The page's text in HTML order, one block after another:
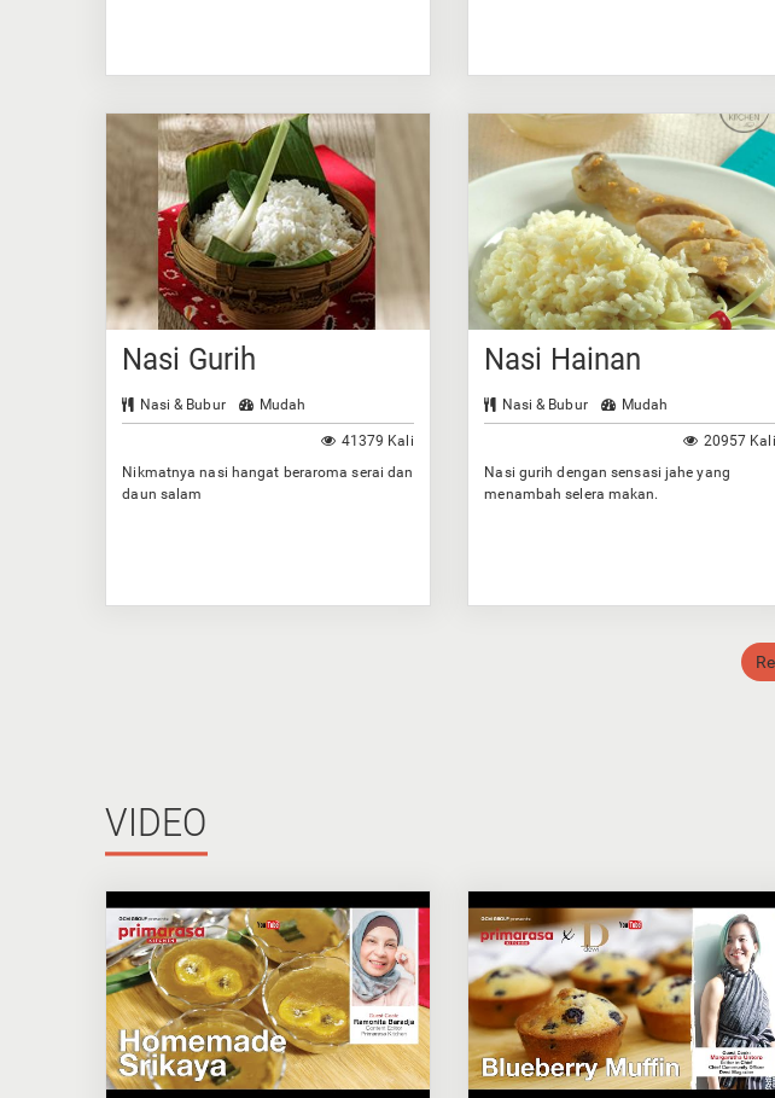
Nasi Gurih
Nasi & Bubur Mudah
41379 Kali
Nikmatnya nasi hangat beraroma serai dan
daun salam
Nasi Hainan
Nasi & Bubur Mudah
20957 Kali
Nasi gurih dengan sensasi jahe yang
menambah selera makan.
VIDEO